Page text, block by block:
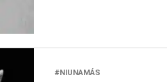
#NIUNAMÁS